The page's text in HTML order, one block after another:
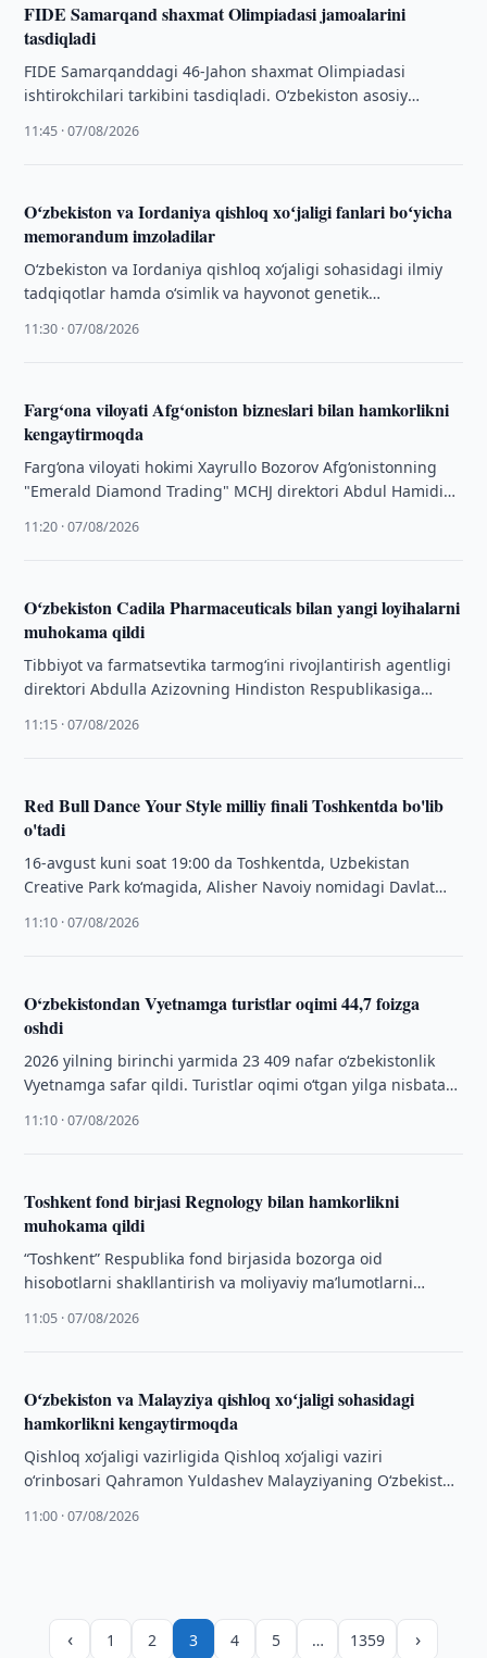
FIDE Samarqand shaxmat Olimpiadasi jamoalarini
tasdiqladi
FIDE Samarqanddagi 46-Jahon shaxmat Olimpiadasi
ishtirokchilari tarkibini tasdiqladi. O‘zbekiston asosiy
11:45 · 07/08/2026
Oʻzbekiston va Iordaniya qishloq xoʻjaligi fanlari boʻyicha
memorandum imzoladilar
O‘zbekiston va Iordaniya qishloq xo‘jaligi sohasidagi ilmiy
tadqiqotlar hamda o‘simlik va hayvonot genetik
memorandumini imzoladi, …
11:30 · 07/08/2026
Farg‘ona viloyati Afg‘oniston bizneslari bilan hamkorlikni
kengaytirmoqda
Farg‘ona viloyati hokimi Xayrullo Bozorov Afg‘onistonning
"Emerald Diamond Trading" MCHJ direktori Abdul Hamidi
11:20 · 07/08/2026
Oʻzbekiston Cadila Pharmaceuticals bilan yangi loyihalarni
muhokama qildi
Tibbiyot va farmatsevtika tarmog‘ini rivojlantirish agentligi
direktori Abdulla Azizovning Hindiston Respublikasiga
farmatsevtika kompaniyalaridan biri — …
11:15 · 07/08/2026
Red Bull Dance Your Style milliy finali Toshkentda bo'lib
o'tadi
16-avgust kuni soat 19:00 da Toshkentda, Uzbekistan
Creative Park ko‘magida, Alisher Navoiy nomidagi Davlat
11:10 · 07/08/2026
O‘zbekistondan Vyetnamga turistlar oqimi 44,7 foizga
oshdi
2026 yilning birinchi yarmida 23 409 nafar o‘zbekistonlik
Vyetnamga safar qildi. Turistlar oqimi o‘tgan yilga nisbatan
11:10 · 07/08/2026
Toshkent fond birjasi Regnology bilan hamkorlikni
muhokama qildi
“Toshkent” Respublika fond birjasida bozorga oid
hisobotlarni shakllantirish va moliyaviy ma’lumotlarni
kompaniyalaridan biri — Regnology vakillari …
11:05 · 07/08/2026
Oʻzbekiston va Malayziya qishloq xoʻjaligi sohasidagi
hamkorlikni kengaytirmoqda
Qishloq xo‘jaligi vazirligida Qishloq xo‘jaligi vaziri
o‘rinbosari Qahramon Yuldashev Malayziyaning O‘zbekiston
Aziz, Malayziya …
11:00 · 07/08/2026
‹ 1 2 3 4 5 … 1359 ›